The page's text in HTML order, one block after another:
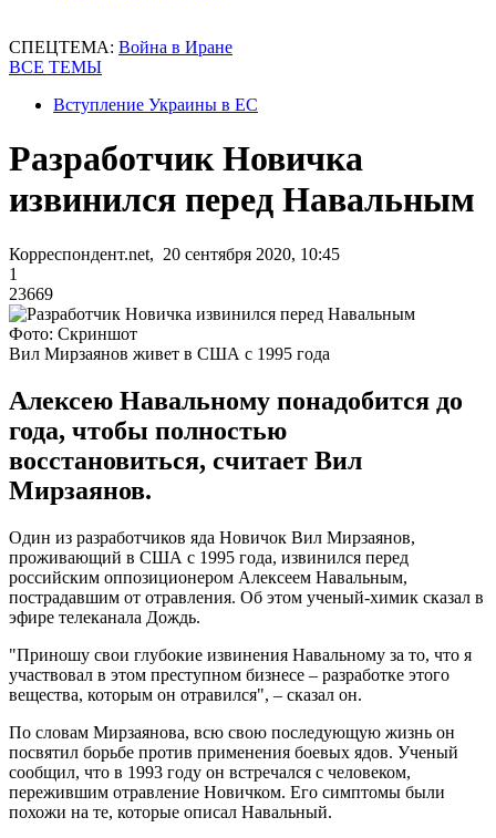
СПЕЦТЕМА: Война в Иране
ВСЕ ТЕМЫ
Вступление Украины в ЕС
Разработчик Новичка
извинился перед Навальным
Корреспондент.net, 20 сентября 2020, 10:45
1
23669
Фото: Скриншот
Вил Мирзаянов живет в США с 1995 года
Алексею Навальному понадобится до
года, чтобы полностью
восстановиться, считает Вил
Мирзаянов.
Один из разработчиков яда Новичок Вил Мирзаянов,
проживающий в США с 1995 года, извинился перед
российским оппозиционером Алексеем Навальным,
пострадавшим от отравления. Об этом ученый-химик сказал в
эфире телеканала Дождь.
"Приношу свои глубокие извинения Навальному за то, что я
участвовал в этом преступном бизнесе – разработке этого
вещества, которым он отравился", – сказал он.
По словам Мирзаянова, всю свою последующую жизнь он
посвятил борьбе против применения боевых ядов. Ученый
сообщил, что в 1993 году он встречался с человеком,
пережившим отравление Новичком. Его симптомы были
похожи на те, которые описал Навальный.